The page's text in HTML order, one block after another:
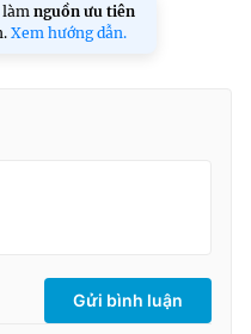
làm nguồn ưu tiên
Xem hướng dẫn.
Gửi bình luận